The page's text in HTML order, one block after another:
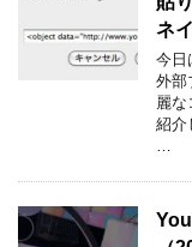
ネ
今日
外部
麗な
紹介
…